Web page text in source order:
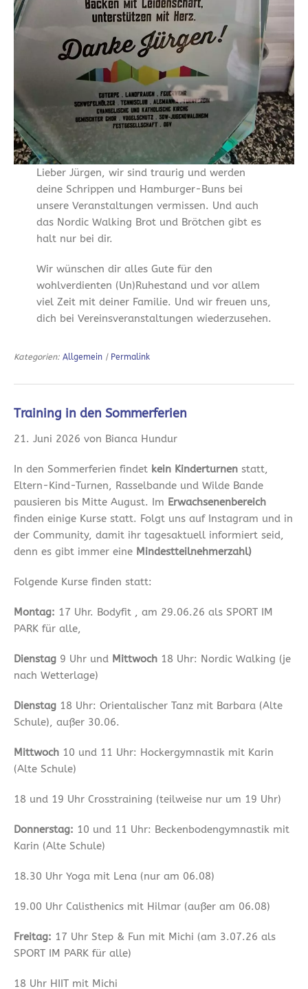
Lieber Jürgen, wir sind traurig und werden
deine Schrippen und Hamburger-Buns bei
unsere Veranstaltungen vermissen. Und auch
das Nordic Walking Brot und Brötchen gibt es
halt nur bei dir.
Wir wünschen dir alles Gute für den
wohlverdienten (Un)Ruhestand und vor allem
viel Zeit mit deiner Familie. Und wir freuen uns,
dich bei Vereinsveranstaltungen wiederzusehen.
Kategorien: Allgemein | Permalink
Training in den Sommerferien
21. Juni 2026 von Bianca Hundur
In den Sommerferien findet kein Kinderturnen statt,
Eltern-Kind-Turnen, Rasselbande und Wilde Bande
pausieren bis Mitte August. Im Erwachsenenbereich
finden einige Kurse statt. Folgt uns auf Instagram und in
der Community, damit ihr tagesaktuell informiert seid,
denn es gibt immer eine Mindestteilnehmerzahl)
Folgende Kurse finden statt:
Montag: 17 Uhr. Bodyfit , am 29.06.26 als SPORT IM
PARK für alle,
Dienstag 9 Uhr und Mittwoch 18 Uhr: Nordic Walking (je
nach Wetterlage)
Dienstag 18 Uhr: Orientalischer Tanz mit Barbara (Alte
Schule), außer 30.06.
Mittwoch 10 und 11 Uhr: Hockergymnastik mit Karin
(Alte Schule)
18 und 19 Uhr Crosstraining (teilweise nur um 19 Uhr)
Donnerstag: 10 und 11 Uhr: Beckenbodengymnastik mit
Karin (Alte Schule)
18.30 Uhr Yoga mit Lena (nur am 06.08)
19.00 Uhr Calisthenics mit Hilmar (außer am 06.08)
Freitag: 17 Uhr Step & Fun mit Michi (am 3.07.26 als
SPORT IM PARK für alle)
18 Uhr HIIT mit Michi